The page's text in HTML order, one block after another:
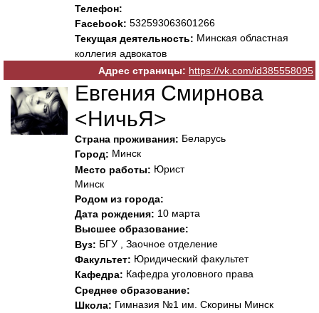
Телефон:
Facebook: 532593063601266
Текущая деятельность: Минская областная
коллегия адвокатов
Адрес страницы: https://vk.com/id385558095
Евгения Смирнова
<НичьЯ>
Страна проживания: Беларусь
Город: Минск
Место работы: Юрист
Минск
Родом из города:
Дата рождения: 10 марта
Высшее образование:
Вуз: БГУ , Заочное отделение
Факультет: Юридический факультет
Кафедра: Кафедра уголовного права
Среднее образование:
Школа: Гимназия №1 им. Скорины Минск